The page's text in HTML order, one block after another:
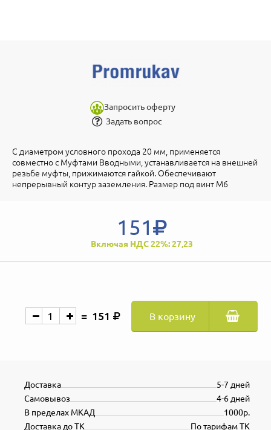
Запросить оферту
Задать вопрос
С диаметром условного прохода 20 мм, применяется
совместно с Муфтами Вводными, устанавливается на внешней
резьбе муфты, прижимаются гайкой. Обеспечивают
непрерывный контур заземления. Размер под винт М6
151
Включая НДС 22%: 27,23
151 В корзину
5-7 дней
Доставка
4-6 дней
Самовывоз
1000р.
В пределах МКАД
По тарифам ТК
Доставка до ТК